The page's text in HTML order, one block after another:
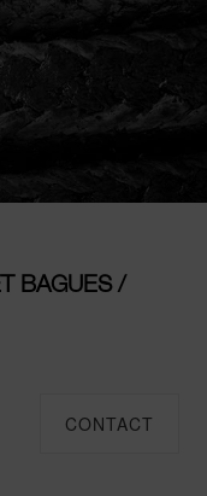
BAGUES /
CONTACT